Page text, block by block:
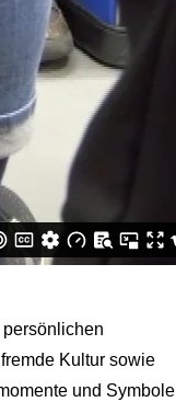
Kultur sowie
und Symbole